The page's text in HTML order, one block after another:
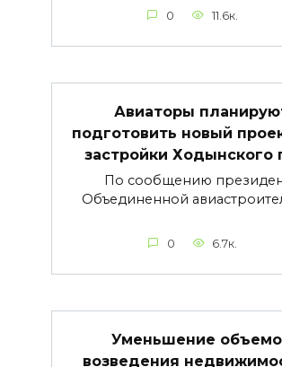
0 11.6к.
Авиаторы
подготовить новый
застройки Ходынского
По сообщению
Объединенной
0 6.7к.
Уменьшение
возведения